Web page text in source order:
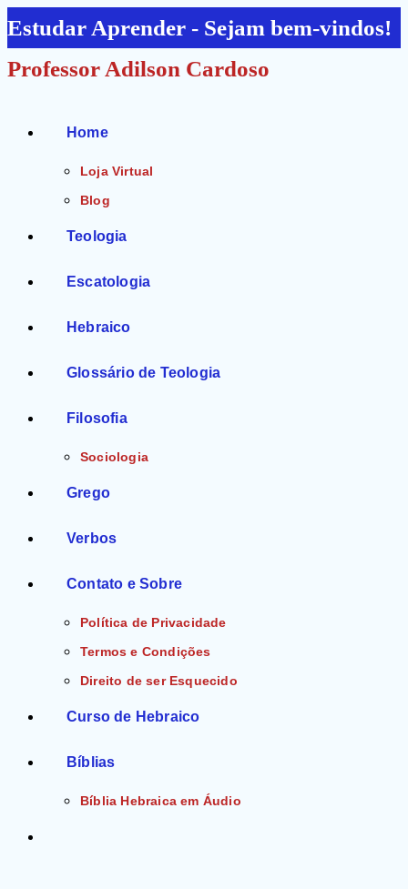
Ir
para
o
Estudar Aprender - Sejam bem-vindos!
Professor Adilson Cardoso
Home
Loja Virtual
Blog
Teologia
Escatologia
Hebraico
Glossário de Teologia
Filosofia
Sociologia
Grego
Verbos
Contato e Sobre
Política de Privacidade
Termos e Condições
Direito de ser Esquecido
Curso de Hebraico
Bíblias
Bíblia Hebraica em Áudio